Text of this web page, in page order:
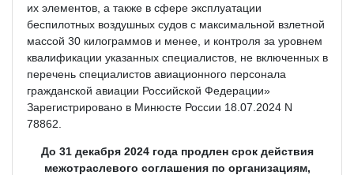
их элементов, а также в сфере эксплуатации
беспилотных воздушных судов с максимальной взлетной
массой 30 килограммов и менее, и контроля за уровнем
квалификации указанных специалистов, не включенных в
перечень специалистов авиационного персонала
гражданской авиации Российской Федерации»
Зарегистрировано в Минюсте России 18.07.2024 N
78862.
До 31 декабря 2024 года продлен срок действия
межотраслевого соглашения по организациям,